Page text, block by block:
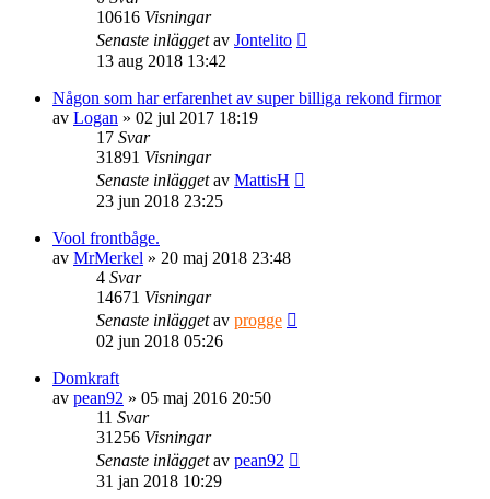
10616 Visningar
Senaste inläggetav Jontelito
13 aug 2018 13:42
Någon som har erfarenhet av super billiga rekond firmor
av Logan » 02 jul 2017 18:19
17 Svar
31891 Visningar
Senaste inläggetav MattisH
23 jun 2018 23:25
Vool frontbåge.
av MrMerkel » 20 maj 2018 23:48
4 Svar
14671 Visningar
Senaste inläggetav progge
02 jun 2018 05:26
Domkraft
av pean92 » 05 maj 2016 20:50
11 Svar
31256 Visningar
Senaste inläggetav pean92
31 jan 2018 10:29